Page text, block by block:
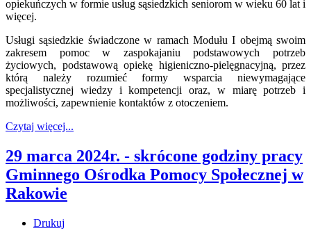
opiekuńczych w formie usług sąsiedzkich seniorom w wieku 60 lat i
więcej.
Usługi sąsiedzkie świadczone w ramach Modułu I obejmą swoim
zakresem pomoc w zaspokajaniu podstawowych potrzeb
życiowych, podstawową opiekę higieniczno-pielęgnacyjną, przez
którą należy rozumieć formy wsparcia niewymagające
specjalistycznej wiedzy i kompetencji oraz, w miarę potrzeb i
możliwości, zapewnienie kontaktów z otoczeniem.
Czytaj więcej...
29 marca 2024r. - skrócone godziny pracy
Gminnego Ośrodka Pomocy Społecznej w
Rakowie
Drukuj